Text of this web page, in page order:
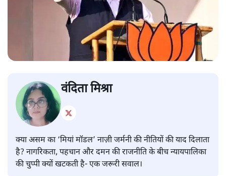
वंदिता मिश्रा
क्या असम का ‘मियां मॉडल’ नाज़ी जर्मनी की नीतियों की याद दिलाता
है? नागरिकता, पहचान और दमन की राजनीति के बीच न्यायपालिका
की चुप्पी क्यों खटकती है- एक जरूरी सवाल।